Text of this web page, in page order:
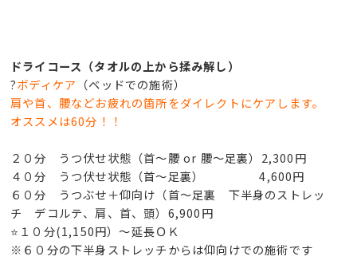
ドライコース（タオルの上から揉み解し）
?ボディケア （ベッドでの施術）
肩や首、腰などお疲れの箇所をダイレクトにケアします。
オススメは60分！！
２０分 うつ伏せ状態（首～腰 or 腰～足裏）2,300円
４０分 うつ伏せ状態（首～足裏） 4,600円
６０分 うつぶせ＋仰向け（首～足裏 下半身のストレッ
チ デコルテ、肩、首、頭）6,900円
⭐１０分(1,150円）～延長ＯＫ
※６０分の下半身ストレッチからは仰向けでの施術です